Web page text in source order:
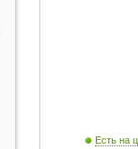
Есть на